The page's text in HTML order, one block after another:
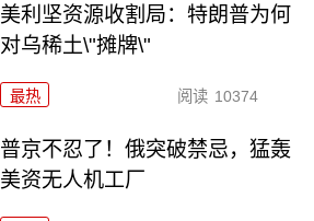
美利坚资源收割局：特朗普为何
对乌稀土\"摊牌\"
最热 阅读 10374
普京不忍了！俄突破禁忌，猛轰
美资无人机工厂